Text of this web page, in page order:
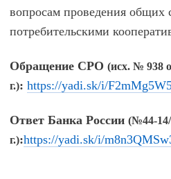
вопросам проведения общих
потребительскими
Обращение СРО (исх. № 938
г.): https://yadi.sk/i/
Ответ Банка России (№44-14/
г.):https://yadi.sk/i/